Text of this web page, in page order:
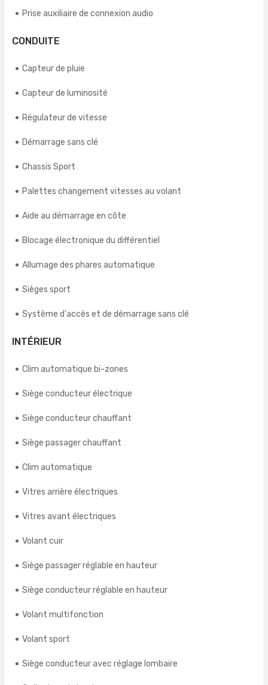
Prise auxiliaire de connexion audio
CONDUITE
Capteur de pluie
Capteur de luminosité
Régulateur de vitesse
Démarrage sans clé
Chassis Sport
Palettes changement vitesses au volant
Aide au démarrage en côte
Blocage électronique du différentiel
Allumage des phares automatique
Sièges sport
Système d'accès et de démarrage sans clé
INTÉRIEUR
Clim automatique bi-zones
Siège conducteur électrique
Siège conducteur chauffant
Siège passager chauffant
Clim automatique
Vitres arrière électriques
Vitres avant électriques
Volant cuir
Siège passager réglable en hauteur
Siège conducteur réglable en hauteur
Volant multifonction
Volant sport
Siège conducteur avec réglage lombaire